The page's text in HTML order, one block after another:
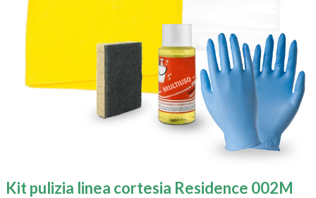
Kit pulizia linea cortesia Residence 002M